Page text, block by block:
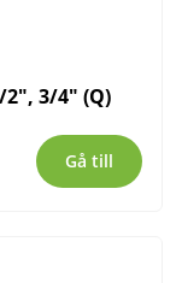
3/4″ (Q)
Gå till